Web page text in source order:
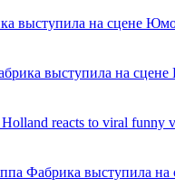
выступила на сцене
выступила на
reacts to viral funny
Фабрика выступила